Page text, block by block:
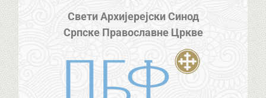
Свети Архијерејски Синод
Српске Православне Цркве